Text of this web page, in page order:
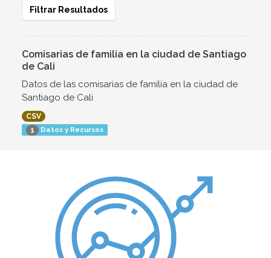
Filtrar Resultados
Comisarias de familia en la ciudad de Santiago
de Cali
Datos de las comisarias de familia en la ciudad de
Santiago de Cali
CSV
1 Datos y Recursos